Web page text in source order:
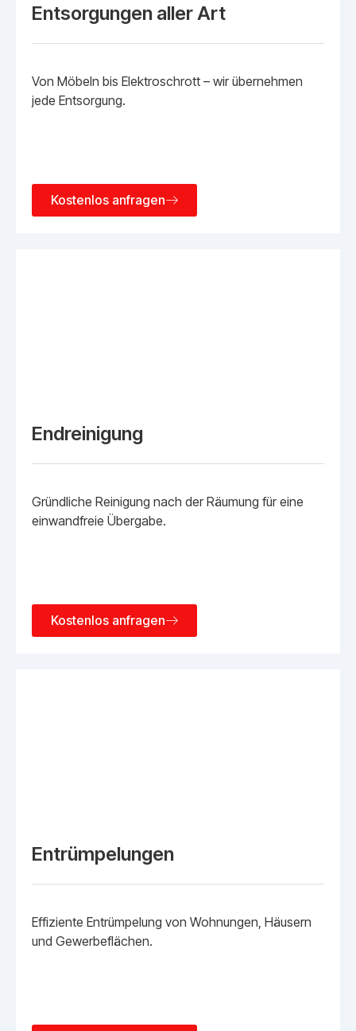
Entsorgungen aller Art
Von Möbeln bis Elektroschrott – wir übernehmen
jede Entsorgung.
Kostenlos anfragen
Endreinigung
Gründliche Reinigung nach der Räumung für eine
einwandfreie Übergabe.
Kostenlos anfragen
Entrümpelungen
Effiziente Entrümpelung von Wohnungen, Häusern
und Gewerbeflächen.